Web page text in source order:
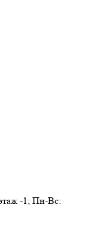
-1; Пн-Вс: